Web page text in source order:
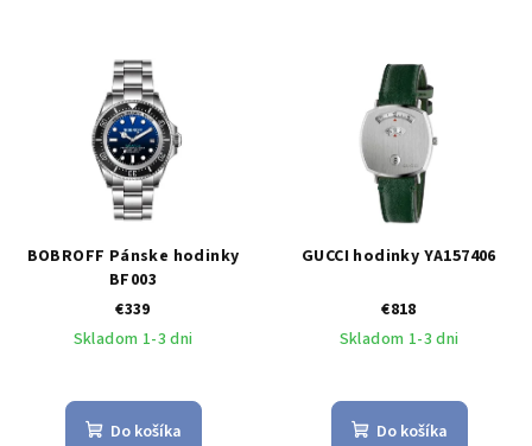
BOBROFF Pánske hodinky
BF003
€339
Skladom 1-3 dni
Do košíka
GUCCI hodinky YA157406
€818
Skladom 1-3 dni
Do košíka